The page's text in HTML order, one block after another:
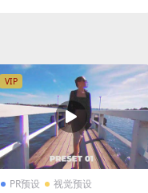
VIP
PR预设 视觉预设